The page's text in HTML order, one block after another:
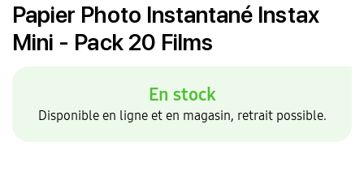
Papier Photo Instantané Instax
Mini - Pack 20 Films
En stock
Disponible en ligne et en magasin, retrait possible.